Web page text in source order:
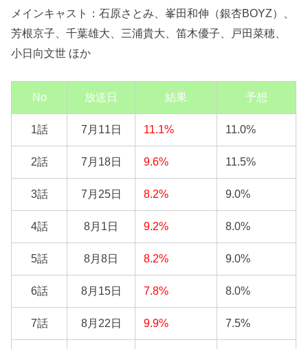
メインキャスト：石原さとみ、峯田和伸（銀杏BOYZ）、
芳根京子、千葉雄大、三浦貴大、笛木優子、戸田菜穂、
小日向文世 ほか
No 放送日 結果 予想
1話 7月11日 11.1% 11.0%
2話 7月18日 9.6% 11.5%
3話 7月25日 8.2% 9.0%
4話 8月1日 9.2% 8.0%
5話 8月8日 8.2% 9.0%
6話 8月15日 7.8% 8.0%
7話 8月22日 9.9% 7.5%